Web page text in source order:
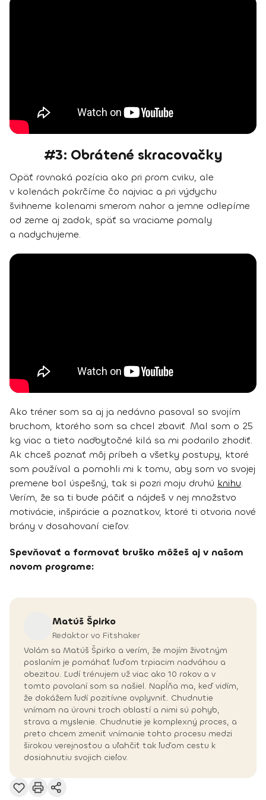
#3: Obrátené skracovačky
Opäť rovnaká pozícia ako pri prom cviku, ale
v kolenách pokrčíme čo najviac a pri výdychu
švihneme kolenami smerom nahor a jemne odlepíme
od zeme aj zadok, späť sa vraciame pomaly
a nadychujeme.
Ako tréner som sa aj ja nedávno pasoval so svojím
bruchom, ktorého som sa chcel zbaviť. Mal som o 25
kg viac a tieto nadbytočné kilá sa mi podarilo zhodiť.
Ak chceš poznať môj príbeh a všetky postupy, ktoré
som používal a pomohli mi k tomu, aby som vo svojej
premene bol úspešný, tak si pozri moju druhú knihu.
Verím, že sa ti bude páčiť a nájdeš v nej množstvo
motivácie, inšpirácie a poznatkov, ktoré ti otvoria nové
brány v dosahovaní cieľov.
Spevňovať a formovať bruško môžeš aj v našom
novom programe:
Matúš Špirko
Redaktor vo Fitshaker
Volám sa Matúš Špirko a verím, že mojím životným
poslaním je pomáhať ľuďom trpiacim nadváhou a
obezitou. Ľudí trénujem už viac ako 10 rokov a v
tomto povolaní som sa našiel. Napĺňa ma, keď vidím,
že dokážem ľudí pozitívne ovplyvniť. Chudnutie
vnímam na úrovni troch oblastí a nimi sú pohyb,
strava a myslenie. Chudnutie je komplexný proces, a
preto chcem zmeniť vnímanie tohto procesu medzi
širokou verejnosťou a uľahčiť tak ľuďom cestu k
dosiahnutiu svojich cieľov.